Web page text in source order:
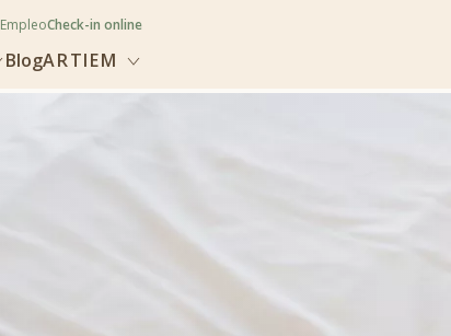
BlogARTIEM
Check-in online
Empleo